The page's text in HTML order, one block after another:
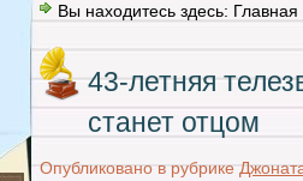
Вы находитесь здесь: Главная
43-летняя
станет отцом
Опубликовано в рубрике